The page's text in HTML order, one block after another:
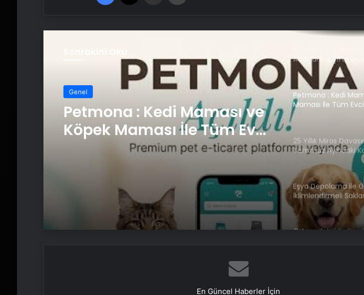
Genel
Petmona : Kedi Maması ve
Köpek Maması İle Tüm Evcil
Hayvan Ürünleri
Adaylarına Çifte
Ücret ve Kesintisiz
Petmona : Kedi
Maması İle Tüm
Ürünleri
25 Yıllık Miras
Temmuz Ayındaki
Duruşmasına
Eşya Depolama ile
İklimlendirmeli
Ortopodoloji İle
En Güncel Haberler İçin